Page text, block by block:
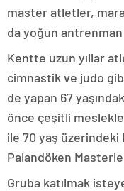
master atletler,
da yoğun antrenman
Kentte uzun yıllar
cimnastik ve judo
de yapan 67
önce çeşitli
ile 70 yaş
Palandöken
Gruba katılmak